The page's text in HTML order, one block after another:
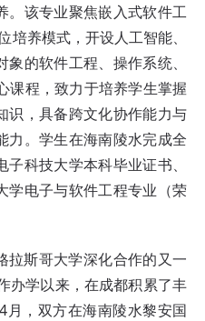
。该专业聚焦嵌入式软件工
培养模式，开设人工智能、
的软件工程、操作系统、
课程，致力于培养学生掌握
识，具备跨文化协作能力与
力。学生在海南陵水完成全
科技大学本科毕业证书、
学电子与软件工程专业（荣
拉斯哥大学深化合作的又一
办学以来，在成都积累了丰
，双方在海南陵水黎安国